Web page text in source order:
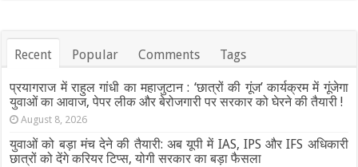
Recent Popular Comments Tags
प्रयागराज में राहुल गांधी का महाजुटान : ‘छात्रों की गूंज’ कार्यक्रम में गूंजेगा
युवाओं का आवाज, पेपर लीक और बेरोजगारी पर सरकार को घेरने की तैयारी !
August 8, 2026
युवाओं को बड़ा मंच देने की तैयारी: अब यूपी में IAS, IPS और IFS अधिकारी
छात्रों को देंगे करियर टिप्स, योगी सरकार का बड़ा फैसला